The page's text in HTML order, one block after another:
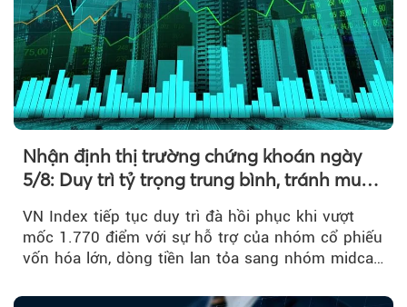
Nhận định thị trường chứng khoán ngày
5/8: Duy trì tỷ trọng trung bình, tránh mua
VN Index tiếp tục duy trì đà hồi phục khi vượt
mốc 1.770 điểm với sự hỗ trợ của nhóm cổ phiếu
vốn hóa lớn, dòng tiền lan tỏa sang nhóm midcap